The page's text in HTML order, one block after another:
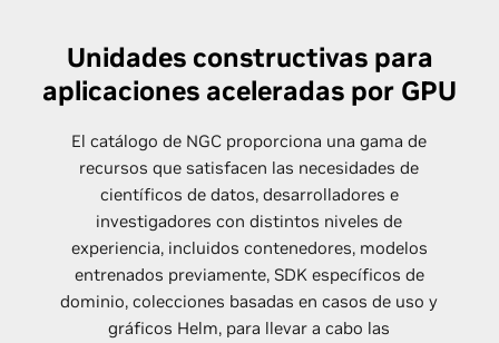
Unidades constructivas para
aplicaciones aceleradas por GPU
El catálogo de NGC proporciona una gama de
recursos que satisfacen las necesidades de
científicos de datos, desarrolladores e
investigadores con distintos niveles de
experiencia, incluidos contenedores, modelos
entrenados previamente, SDK específicos de
dominio, colecciones basadas en casos de uso y
gráficos Helm, para llevar a cabo las